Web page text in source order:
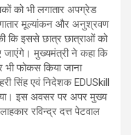
को भी लगातार अपग्रेड
मूल्यांकन और अनुश्रवण
कि इससे छात्र छात्राओं को
मुख्यमंत्री ने कहा कि
फोकस किया जाना
सिंह एवं निदेशक EDUSkill
इस अवसर पर अपर मुख्य
रविन्द्र दत्त पेटवाल